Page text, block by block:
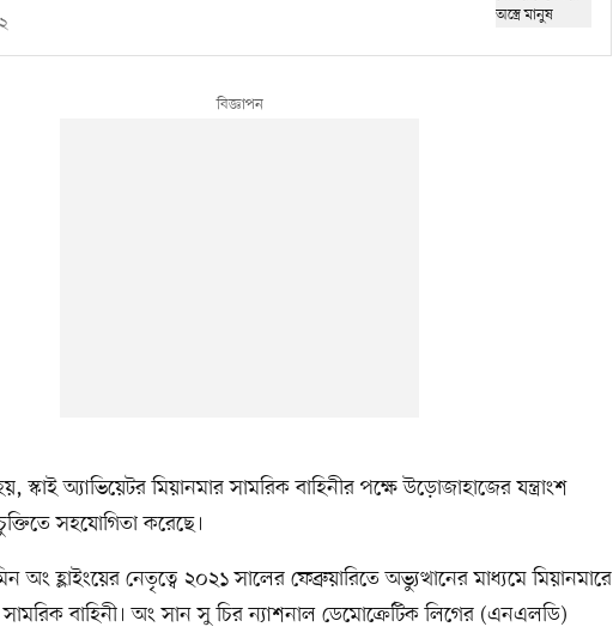
অ্যাভিয়েটর মিয়ানমার সামরিক বাহিনীর পক্ষে উড়োজাহাজের যন্ত্রাংশ
সহযোগিতা করেছে।
অং হ্লাইংয়ের নেতৃত্বে ২০২১ সালের ফেব্রুয়ারিতে অভ্যুত্থানের মাধ্যমে মিয়ানমারে
বাহিনী। অং সান সু চির ন্যাশনাল ডেমোক্রেটিক লিগের (এনএলডি)